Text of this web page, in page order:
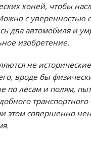
коней, чтобы
с уверенностью
два автомобиля и
изобретение.
не
вроде бы
по лесам и полям,
этом совершенно